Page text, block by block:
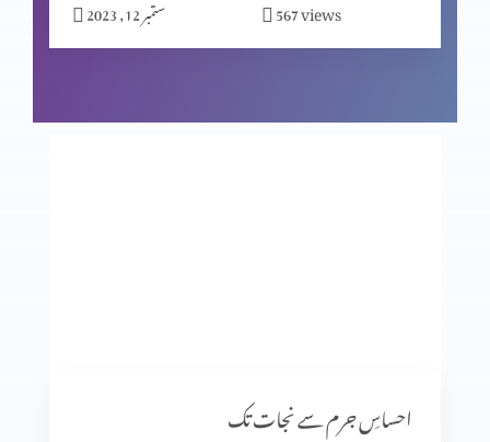
نیا سال کیوں مناتے ہیں؟
ستمبر 12, 2023 567views
احساسِ جرم سے نجات تک